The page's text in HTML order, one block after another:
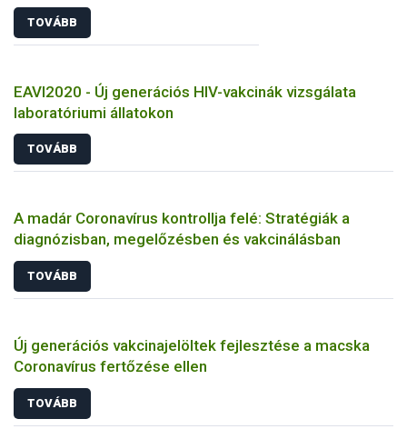
TOVÁBB
EAVI2020 - Új generációs HIV-vakcinák vizsgálata
laboratóriumi állatokon
TOVÁBB
A madár Coronavírus kontrollja felé: Stratégiák a
diagnózisban, megelőzésben és vakcinálásban
TOVÁBB
Új generációs vakcinajelöltek fejlesztése a macska
Coronavírus fertőzése ellen
TOVÁBB